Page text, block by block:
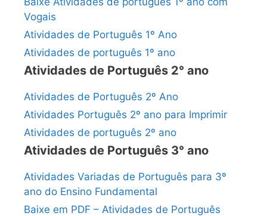
Vogais
Atividades de Português 1º Ano
Atividades de português 1º ano
Atividades de Português 2° ano
Atividades de Português 2º Ano
Atividades Português 2º ano para Imprimir
Atividades de português 2º ano
Atividades de Português 3° ano
Atividades Variadas de Português para 3º
ano do Ensino Fundamental
Baixe em PDF – Atividades de Português